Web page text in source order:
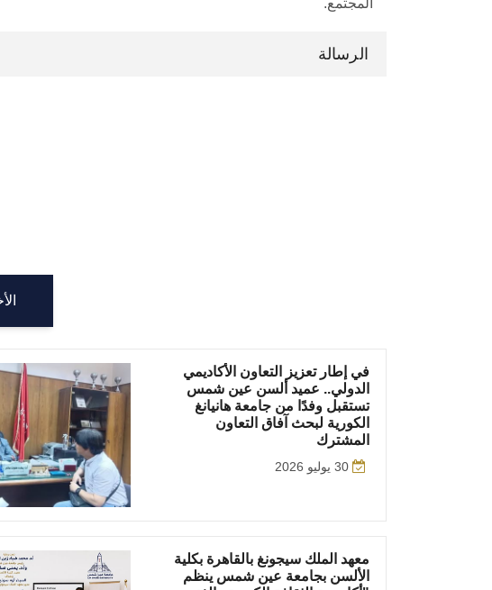
الرسالة
في إطار تعزيز التعاون الأكاديمي
الدولي.. عميد ألسن عين شمس
تستقبل وفدًا من جامعة هانيانغ
الكورية لبحث آفاق التعاون
المشترك
30 يوليو 2026
معهد الملك سيجونغ بالقاهرة بكلية
الألسن بجامعة عين شمس ينظم